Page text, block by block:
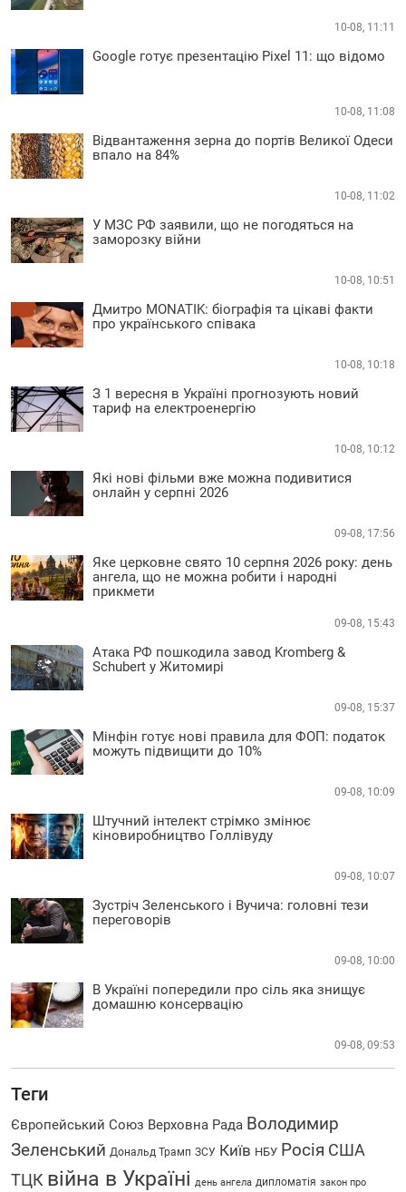
10-08, 11:11
Google готує презентацію Pixel 11: що відомо
10-08, 11:08
Відвантаження зерна до портів Великої Одеси
впало на 84%
10-08, 11:02
У МЗС РФ заявили, що не погодяться на
заморозку війни
10-08, 10:51
Дмитро MONATIK: біографія та цікаві факти
про українського співака
10-08, 10:18
З 1 вересня в Україні прогнозують новий
тариф на електроенергію
10-08, 10:12
Які нові фільми вже можна подивитися
онлайн у серпні 2026
09-08, 17:56
Яке церковне свято 10 серпня 2026 року: день
ангела, що не можна робити і народні
прикмети
09-08, 15:43
Атака РФ пошкодила завод Kromberg &
Schubert у Житомирі
09-08, 15:37
Мінфін готує нові правила для ФОП: податок
можуть підвищити до 10%
09-08, 10:09
Штучний інтелект стрімко змінює
кіновиробництво Голлівуду
09-08, 10:07
Зустріч Зеленського і Вучича: головні тези
переговорів
09-08, 10:00
В Україні попередили про сіль яка знищує
домашню консервацію
09-08, 09:53
Теги
Європейський Союз Верховна Рада Володимир
Зеленський Дональд Трамп ЗСУ Київ НБУ Росія США
ТЦК війна в Україні день ангела дипломатія закон про